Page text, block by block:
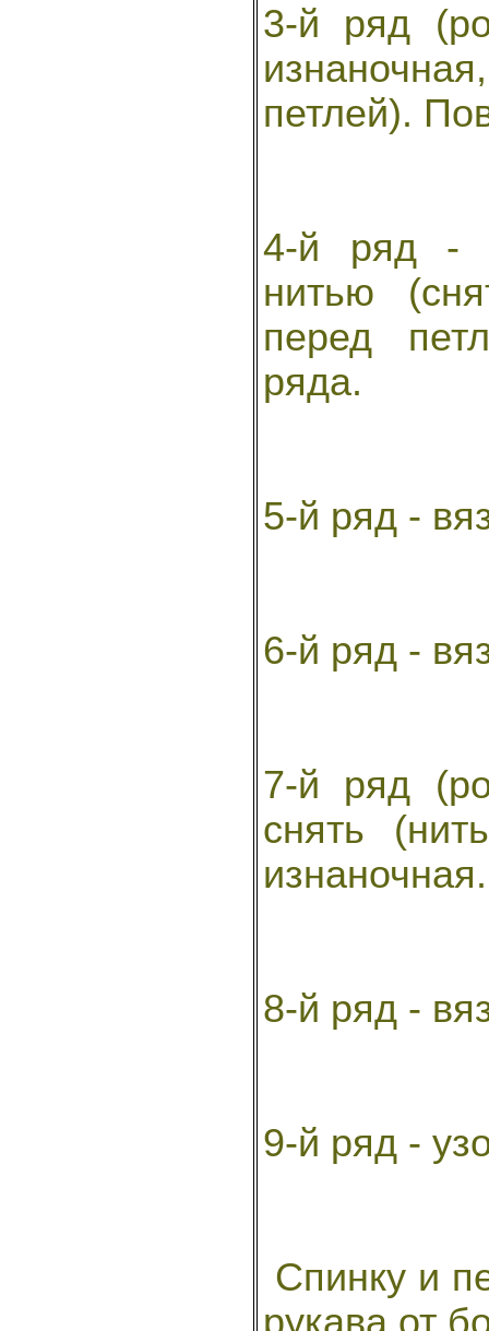
3-й ряд
петлей).
4-й ряд -
нитью
перед
ряда.
5-й ряд -
6-й ряд -
7-й ряд
снять
8-й ряд -
9-й ряд -
Спинку и
рукава от